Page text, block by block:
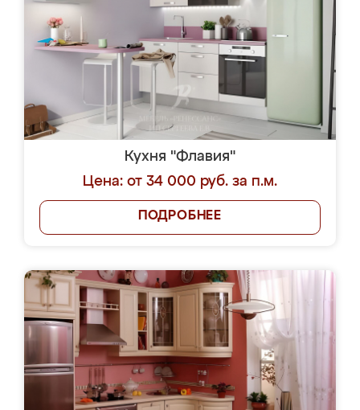
Кухня "Флавия"
Цена: от 34 000 руб. за п.м.
ПОДРОБНЕЕ